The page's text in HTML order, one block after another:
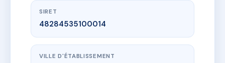
SIRET
48284535100014
VILLE D'ÉTABLISSEMENT